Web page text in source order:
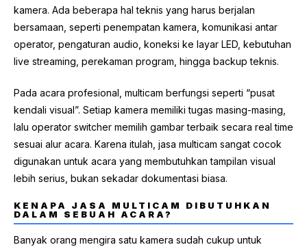
kamera. Ada beberapa hal teknis yang harus berjalan
bersamaan, seperti penempatan kamera, komunikasi antar
operator, pengaturan audio, koneksi ke layar LED, kebutuhan
live streaming, perekaman program, hingga backup teknis.
Pada acara profesional, multicam berfungsi seperti “pusat
kendali visual”. Setiap kamera memiliki tugas masing-masing,
lalu operator switcher memilih gambar terbaik secara real time
sesuai alur acara. Karena itulah, jasa multicam sangat cocok
digunakan untuk acara yang membutuhkan tampilan visual
lebih serius, bukan sekadar dokumentasi biasa.
KENAPA JASA MULTICAM DIBUTUHKAN
DALAM SEBUAH ACARA?
Banyak orang mengira satu kamera sudah cukup untuk